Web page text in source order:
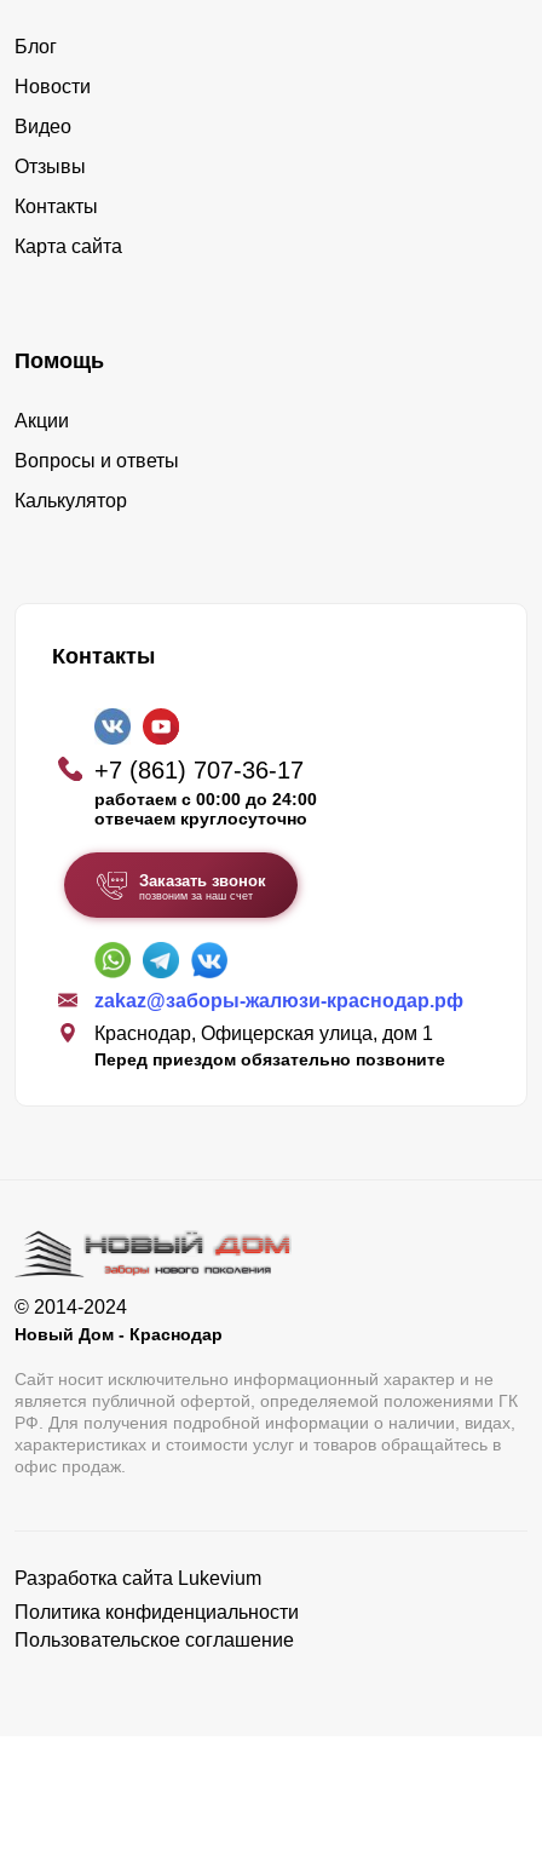
Блог
Новости
Видео
Отзывы
Контакты
Карта сайта
Помощь
Акции
Вопросы и ответы
Калькулятор
Контакты
+7 (861) 707-36-17
работаем с 00:00 до 24:00
отвечаем круглосуточно
Заказать звонок
позвоним за наш счет
zakaz@заборы-жалюзи-краснодар.рф
Краснодар, Офицерская улица, дом 1
Перед приездом обязательно позвоните
© 2014-2024
Новый Дом - Краснодар
Сайт носит исключительно информационный характер и не
является публичной офертой, определяемой положениями ГК
РФ. Для получения подробной информации о наличии, видах,
характеристиках и стоимости услуг и товаров обращайтесь в
офис продаж.
Разработка сайта Lukevium
Политика конфиденциальности
Пользовательское соглашение